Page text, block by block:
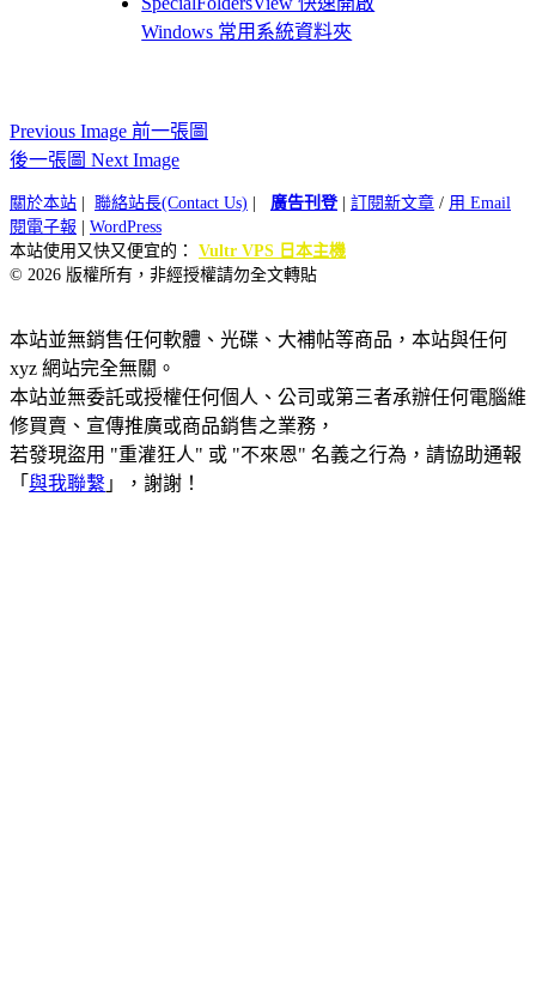
Windows 常用系統資料夾
Previous Image 前一張圖
後一張圖 Next Image
關於本站 聯絡站長(Contact Us) 廣告刊登| 訂閱新文章 / 用 Email
閱電子報
WordPress
本站使用又快又便宜的： Vultr VPS 日本主機
© 2026 版權所有，非經授權請勿全文轉貼
本站並無銷售任何軟體、光碟、大補帖等商品，本站與任何
xyz 網站完全無關。
本站並無委託或授權任何個人、公司或第三者承辦任何電腦維
修買賣、宣傳推廣或商品銷售之業務，
若發現盜用 "重灌狂人" 或 "不來恩" 名義之行為，請協助通報
「 與我聯繫 」，謝謝！